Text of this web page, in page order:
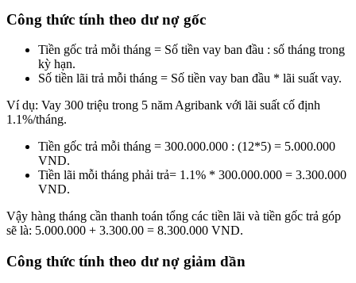
Công thức tính theo dư nợ gốc
Tiền gốc trả mỗi tháng = Số tiền vay ban đầu : số tháng trong
kỳ hạn.
Số tiền lãi trả mỗi tháng = Số tiền vay ban đầu * lãi suất vay.
Ví dụ: Vay 300 triệu trong 5 năm Agribank với lãi suất cố định
1.1%/tháng.
Tiền gốc trả mỗi tháng = 300.000.000 : (12*5) = 5.000.000
VND.
Tiền lãi mỗi tháng phải trả= 1.1% * 300.000.000 = 3.300.000
VND.
Vậy hàng tháng cần thanh toán tổng các tiền lãi và tiền gốc trả góp
sẽ là: 5.000.000 + 3.300.00 = 8.300.000 VND.
Công thức tính theo dư nợ giảm dần